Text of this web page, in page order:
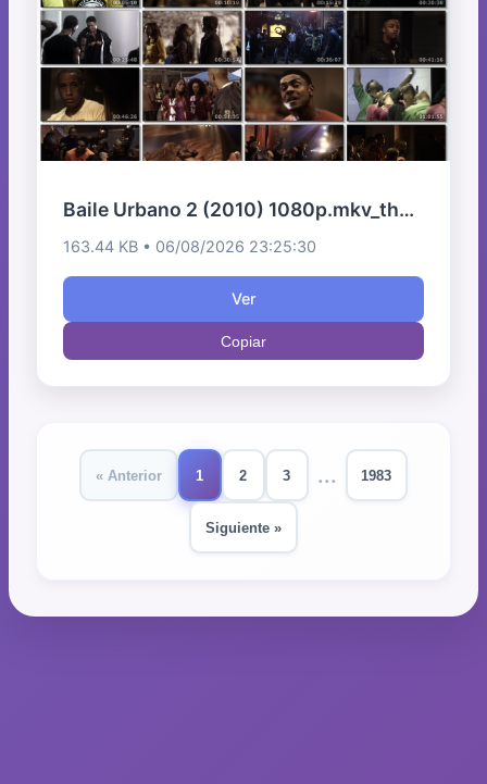
Baile Urbano 2 (2010) 1080p.mkv_thumbs.jpg
163.44 KB • 06/08/2026 23:25:30
Ver
Copiar
« Anterior 1 2 3 ... 1983
Siguiente »